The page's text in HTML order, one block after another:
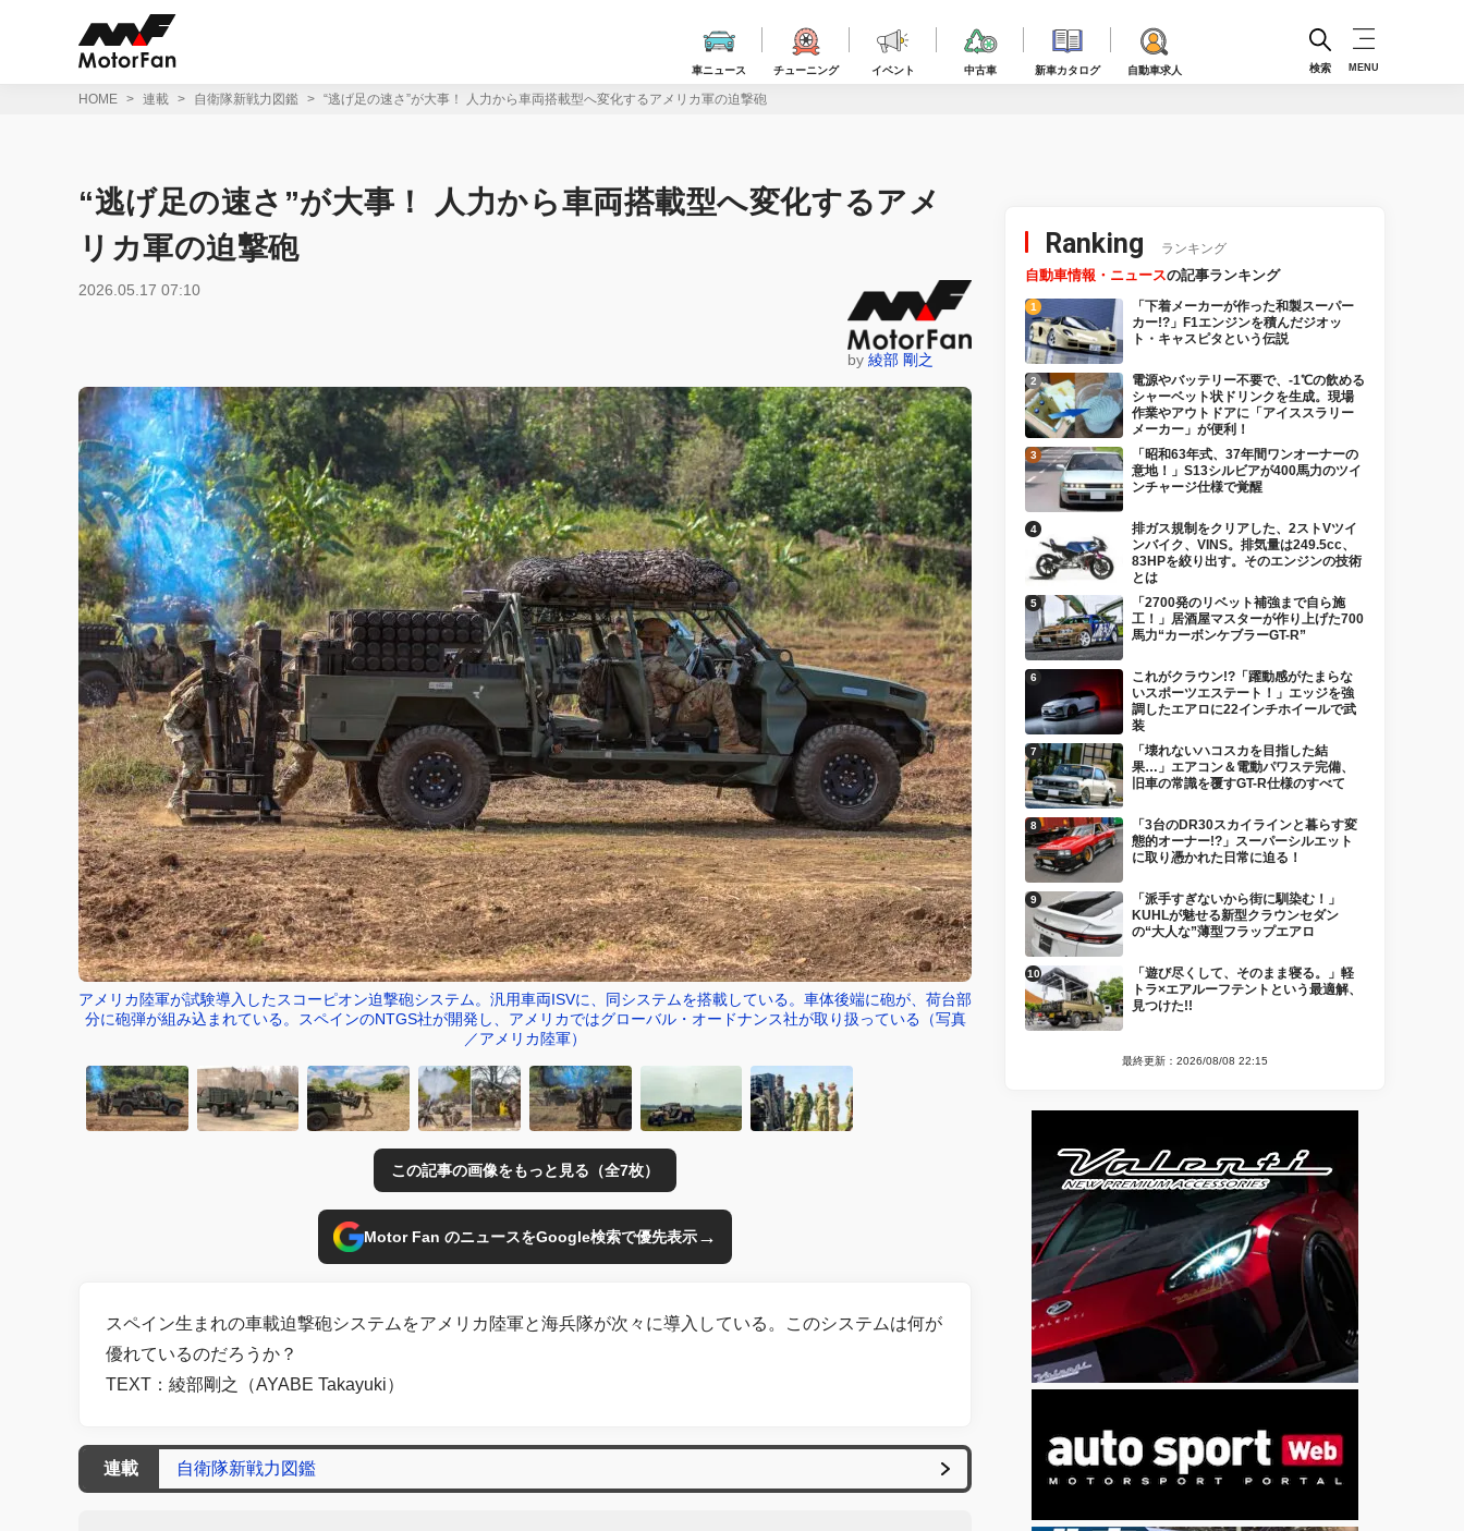
車ニュース チューニング イベント 中古車 新車カタログ 自動車求人 検索 MENU
HOME 連載 自衛隊新戦力図鑑 “逃げ足の速さ”が大事！ 人力から車両搭載型へ変化するアメリカ軍の迫撃砲
“逃げ足の速さ”が大事！ 人力から車両搭載型へ変化するアメ
リカ軍の迫撃砲
2026.05.17 07:10
by 綾部 剛之
アメリカ陸軍が試験導入したスコーピオン迫撃砲システム。汎用車両ISVに、同システムを搭載している。車体後端に砲が、荷台部
分に砲弾が組み込まれている。スペインのNTGS社が開発し、アメリカではグローバル・オードナンス社が取り扱っている（写真
／アメリカ陸軍）
この記事の画像をもっと見る（全7枚）
Motor Fan のニュースをGoogle検索で優先表示→
スペイン生まれの車載迫撃砲システムをアメリカ陸軍と海兵隊が次々に導入している。このシステムは何が
優れているのだろうか？
TEXT：綾部剛之（AYABE Takayuki）
連載 自衛隊新戦力図鑑
Ranking ランキング
自動車情報・ニュースの記事ランキング
「下着メーカーが作った和製スーパー
カー!?」F1エンジンを積んだジオッ
ト・キャスピタという伝説
電源やバッテリー不要で、-1℃の飲める
シャーベット状ドリンクを生成。現場
作業やアウトドアに「アイススラリー
メーカー」が便利！
「昭和63年式、37年間ワンオーナーの
意地！」S13シルビアが400馬力のツイ
ンチャージ仕様で覚醒
排ガス規制をクリアした、2ストVツイ
ンバイク、VINS。排気量は249.5cc、
83HPを絞り出す。そのエンジンの技術
とは
「2700発のリベット補強まで自ら施
工！」居酒屋マスターが作り上げた700
馬力“カーボンケブラーGT-R”
これがクラウン!?「躍動感がたまらな
いスポーツエステート！」エッジを強
調したエアロに22インチホイールで武
装
「壊れないハコスカを目指した結
果…」エアコン＆電動パワステ完備、
旧車の常識を覆すGT-R仕様のすべて
「3台のDR30スカイラインと暮らす変
態的オーナー!?」スーパーシルエット
に取り憑かれた日常に迫る！
「派手すぎないから街に馴染む！」
KUHLが魅せる新型クラウンセダン
の“大人な”薄型フラップエアロ
「遊び尽くして、そのまま寝る。」軽
トラ×エアルーフテントという最適解、
見つけた!!
最終更新：2026/08/08 22:15